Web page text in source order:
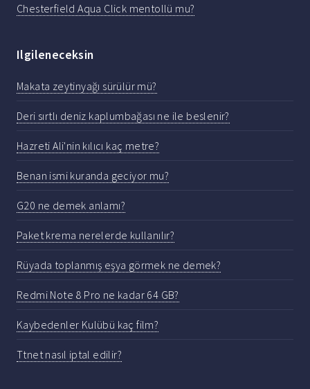
Chesterfield Aqua Click mentollü mu?
Ilgileneceksin
Makata zeytinyağı sürülür mü?
Deri sırtlı deniz kaplumbağası ne ile beslenir?
Hazreti Ali'nin kılıcı kaç metre?
Benan ismi kuranda geciyor mu?
G20 ne demek anlamı?
Paket krema nerelerde kullanılır?
Rüyada toplanmış eşya görmek ne demek?
Redmi Note 8 Pro ne kadar 64 GB?
Kaybedenler Kulübü kaç film?
Ttnet nasıl iptal edilir?